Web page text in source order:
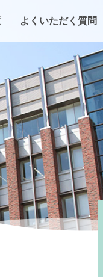
よくいただく質問